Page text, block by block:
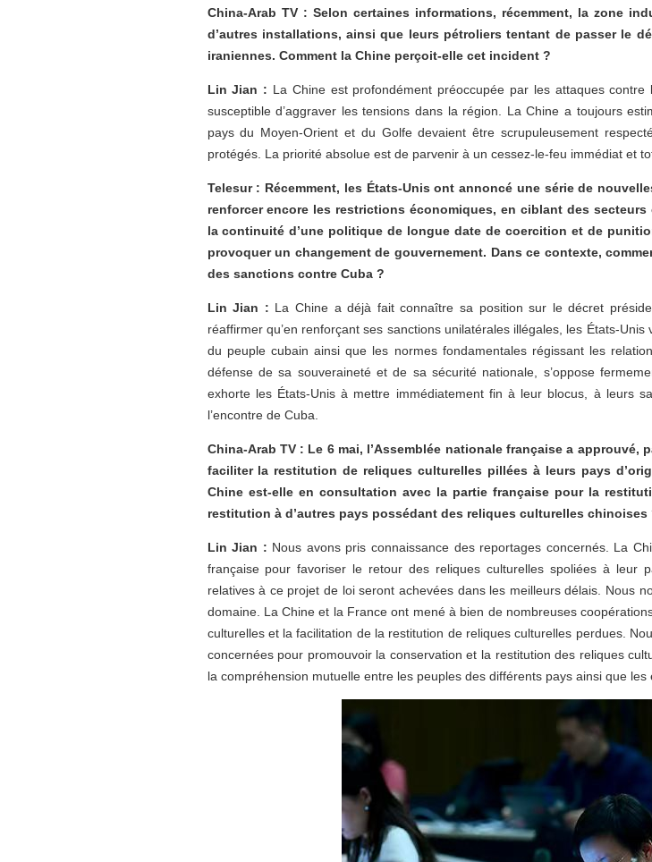
China-Arab TV : Selon certaines informations, récemment, la zone
d’autres installations, ainsi que leurs pétroliers tentant de passer le
iraniennes. Comment la Chine perçoit-elle cet incident ?
Lin Jian : La Chine est profondément préoccupée par les attaques
susceptible d’aggraver les tensions dans la région. La Chine a toujours
pays du Moyen-Orient et du Golfe devaient être scrupuleusement
protégés. La priorité absolue est de parvenir à un cessez-le-feu immédiat et
Telesur : Récemment, les États-Unis ont annoncé une série de
renforcer encore les restrictions économiques, en ciblant des
la continuité d’une politique de longue date de coercition et de
provoquer un changement de gouvernement. Dans ce contexte,
des sanctions contre Cuba ?
Lin Jian : La Chine a déjà fait connaître sa position sur le décret
réaffirmer qu’en renforçant ses sanctions unilatérales illégales, les États-
du peuple cubain ainsi que les normes fondamentales régissant les
défense de sa souveraineté et de sa sécurité nationale, s’oppose
exhorte les États-Unis à mettre immédiatement fin à leur blocus, à leurs
l’encontre de Cuba.
China-Arab TV : Le 6 mai, l’Assemblée nationale française a
faciliter la restitution de reliques culturelles pillées à leurs pays
Chine est-elle en consultation avec la partie française pour la
restitution à d’autres pays possédant des reliques culturelles chinoises
Lin Jian : Nous avons pris connaissance des reportages concernés. La
française pour favoriser le retour des reliques culturelles spoliées à leur
relatives à ce projet de loi seront achevées dans les meilleurs délais. Nous
domaine. La Chine et la France ont mené à bien de nombreuses
culturelles et la facilitation de la restitution de reliques culturelles perdues.
concernées pour promouvoir la conservation et la restitution des reliques
la compréhension mutuelle entre les peuples des différents pays ainsi que